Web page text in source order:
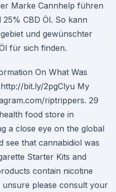
Marke Cannhelp führen
CBD Öl. So kann
und gewünschter
für sich finden.
On What Was
bit.ly/2pgClyu My
riptrippers. 29
food store in
a close eye on the global
see that cannabidiol was
Starter Kits and
contain nicotine
please consult your